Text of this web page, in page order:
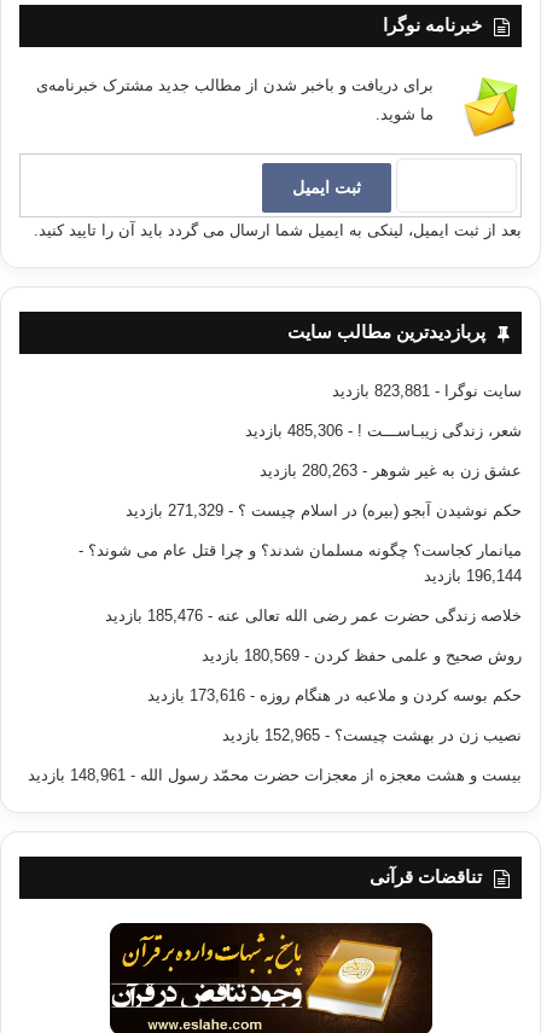
خبرنامه نوگرا
برای دریافت و باخبر شدن از مطالب جدید مشترک خبرنامه‌ی
ما شوید.
بعد از ثبت ایمیل، لینکی به ایمیل شما ارسال می گردد باید آن را تایید کنید.
پربازدیدترین مطالب سایت
سایت نوگرا - 823,881 بازدید
شعر، زندگی زیبـاســـت ! - 485,306 بازدید
عشق زن به غیر شوهر - 280,263 بازدید
حکم نوشیدن آبجو (بیره) در اسلام چیست ؟ - 271,329 بازدید
میانمار کجاست؟ چگونه مسلمان شدند؟ و چرا قتل عام می شوند؟ -
196,144 بازدید
خلاصه زندگی حضرت عمر رضی الله تعالی عنه - 185,476 بازدید
روش صحیح و علمی حفظ کردن - 180,569 بازدید
حکم بوسه کردن و ملاعبه در هنگام روزه - 173,616 بازدید
نصیب زن در بهشت چیست؟ - 152,965 بازدید
بیست و هشت معجزه از معجزات حضرت محمّد رسول الله - 148,961 بازدید
تناقضات قرآنی